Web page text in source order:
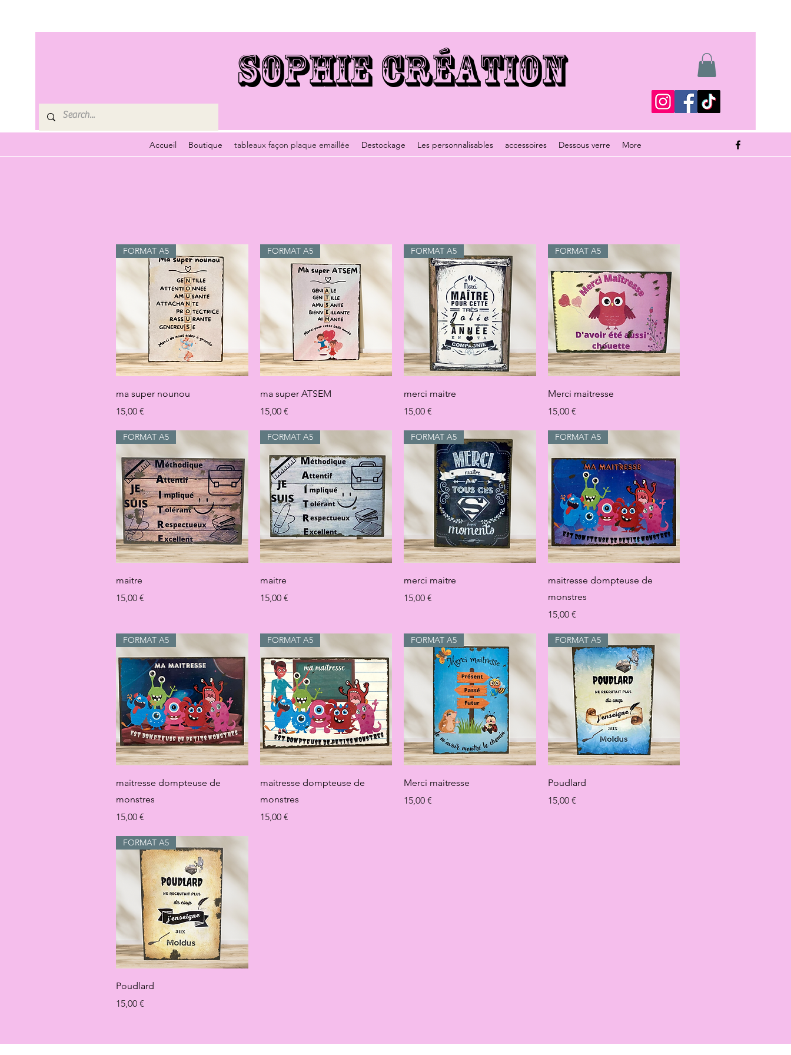
Accueil Boutique tableaux façon plaque emaillée Destockage Les personnalisables accessoires Dessous verre More
SOPHIE CRÉATION
Aperçu rapide
FORMAT A5
ma super nounou
Prix
15,00 €
Aperçu rapide
FORMAT A5
ma super ATSEM
Prix
15,00 €
Aperçu rapide
FORMAT A5
merci maitre
Prix
15,00 €
Aperçu rapide
FORMAT A5
Merci maitresse
Prix
15,00 €
FORMAT A5
maitre
Prix
15,00 €
FORMAT A5
maitre
Prix
15,00 €
Aperçu rapide
FORMAT A5
merci maitre
Prix
15,00 €
Aperçu rapide
FORMAT A5
maitresse dompteuse de
monstres
Prix
15,00 €
Aperçu rapide
FORMAT A5
maitresse dompteuse de
monstres
Prix
15,00 €
Aperçu rapide
FORMAT A5
maitresse dompteuse de
monstres
Prix
15,00 €
Aperçu rapide
FORMAT A5
Merci maitresse
Prix
15,00 €
FORMAT A5
Poudlard
Prix
15,00 €
FORMAT A5
Poudlard
Prix
15,00 €